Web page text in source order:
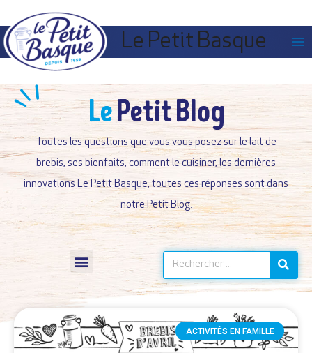
Le Petit Basque
LePetit Blog
Toutes les questions que vous vous posez sur le lait de
brebis, ses bienfaits, comment le cuisiner, les dernières
innovations Le Petit Basque, toutes ces réponses sont dans
notre Petit Blog.
ACTIVITÉS EN FAMILLE